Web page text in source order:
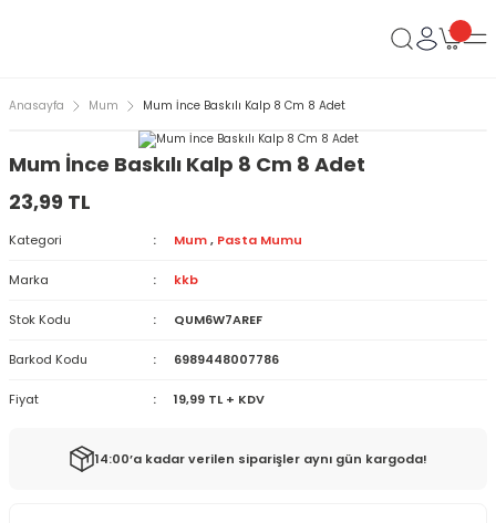
Anasayfa Mum Mum İnce Baskılı Kalp 8 Cm 8 Adet
Mum İnce Baskılı Kalp 8 Cm 8 Adet
23,99 TL
Kategori Mum , Pasta Mumu
Marka kkb
Stok Kodu QUM6W7AREF
Barkod Kodu 6989448007786
Fiyat 19,99 TL + KDV
14:00’a kadar verilen siparişler aynı gün kargoda!